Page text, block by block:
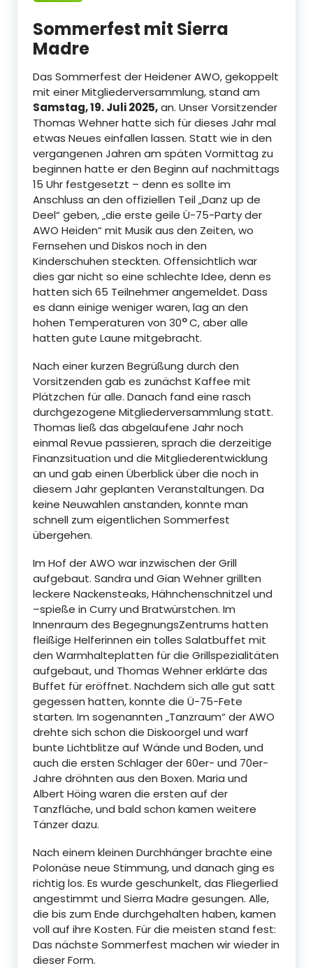
Sommerfest mit Sierra
Madre
Das Sommerfest der Heidener AWO, gekoppelt
mit einer Mitgliederversammlung, stand am
Samstag, 19. Juli 2025,an. Unser Vorsitzender
Thomas Wehner hatte sich für dieses Jahr mal
etwas Neues einfallen lassen. Statt wie in den
vergangenen Jahren am späten Vormittag zu
beginnen hatte er den Beginn auf nachmittags
15 Uhr festgesetzt – denn es sollte im
Anschluss an den offiziellen Teil „Danz up de
Deel“ geben, „die erste geile Ü-75-Party der
AWO Heiden“ mit Musik aus den Zeiten, wo
Fernsehen und Diskos noch in den
Kinderschuhen steckten. Offensichtlich war
dies gar nicht so eine schlechte Idee, denn es
hatten sich 65 Teilnehmer angemeldet. Dass
es dann einige weniger waren, lag an den
hohen Temperaturen von 30oC, aber alle
hatten gute Laune mitgebracht.
Nach einer kurzen Begrüßung durch den
Vorsitzenden gab es zunächst Kaffee mit
Plätzchen für alle. Danach fand eine rasch
durchgezogene Mitgliederversammlung statt.
Thomas ließ das abgelaufene Jahr noch
einmal Revue passieren, sprach die derzeitige
Finanzsituation und die Mitgliederentwicklung
an und gab einen Überblick über die noch in
diesem Jahr geplanten Veranstaltungen. Da
keine Neuwahlen anstanden, konnte man
schnell zum eigentlichen Sommerfest
übergehen.
Im Hof der AWO war inzwischen der Grill
aufgebaut. Sandra und Gian Wehner grillten
leckere Nackensteaks, Hähnchenschnitzel und
–spieße in Curry und Bratwürstchen. Im
Innenraum des BegegnungsZentrums hatten
fleißige Helferinnen ein tolles Salatbuffet mit
den Warmhalteplatten für die Grillspezialitäten
aufgebaut, und Thomas Wehner erklärte das
Buffet für eröffnet. Nachdem sich alle gut satt
gegessen hatten, konnte die Ü-75-Fete
starten. Im sogenannten „Tanzraum“ der AWO
drehte sich schon die Diskoorgel und warf
bunte Lichtblitze auf Wände und Boden, und
auch die ersten Schlager der 60er- und 70er-
Jahre dröhnten aus den Boxen. Maria und
Albert Höing waren die ersten auf der
Tanzfläche, und bald schon kamen weitere
Tänzer dazu.
Nach einem kleinen Durchhänger brachte eine
Polonäse neue Stimmung, und danach ging es
richtig los. Es wurde geschunkelt, das Fliegerlied
angestimmt und Sierra Madre gesungen. Alle,
die bis zum Ende durchgehalten haben, kamen
voll auf ihre Kosten. Für die meisten stand fest:
Das nächste Sommerfest machen wir wieder in
dieser Form.